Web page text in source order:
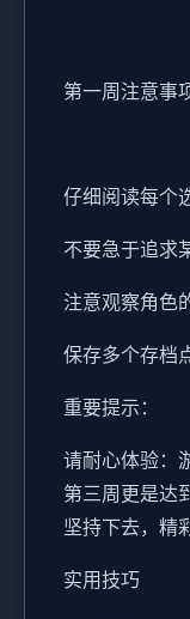
第一周注意事
仔细阅读每个
不要急于追求
注意观察角色
保存多个存档
重要提示：
请耐心体验：
第三周更是达
坚持下去，精
实用技巧